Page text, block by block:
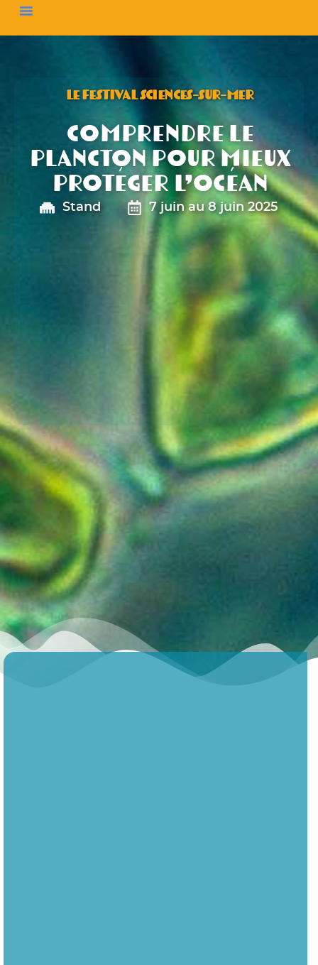
LE FESTIVAL SCIENCES-SUR-MER
Comprendre le
plancton pour mieux
protéger l’Océan
Stand 7 juin au 8 juin 2025